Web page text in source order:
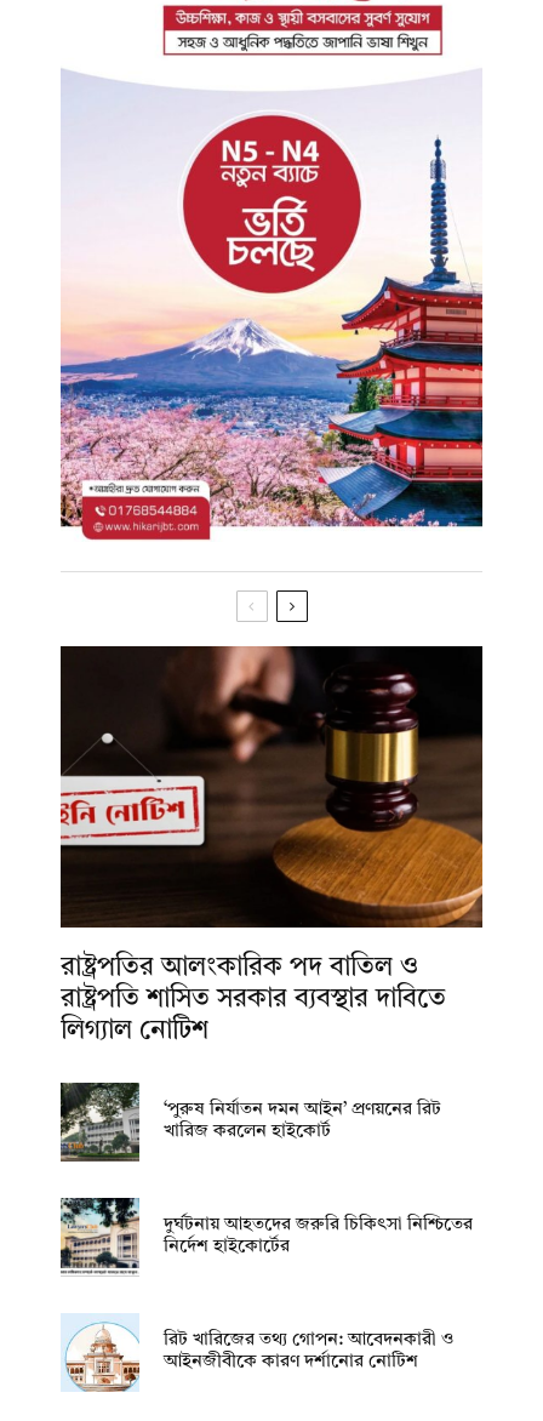
রাষ্ট্রপতির আলংকারিক পদ বাতিল ও
রাষ্ট্রপতি শাসিত সরকার ব্যবস্থার দাবিতে
লিগ্যাল নোটিশ
‘পুরুষ নির্যাতন দমন আইন’ প্রণয়নের রিট
খারিজ করলেন হাইকোর্ট
দুর্ঘটনায় আহতদের জরুরি চিকিৎসা নিশ্চিতের
নির্দেশ হাইকোর্টের
রিট খারিজের তথ্য গোপন: আবেদনকারী ও
আইনজীবীকে কারণ দর্শানোর নোটিশ